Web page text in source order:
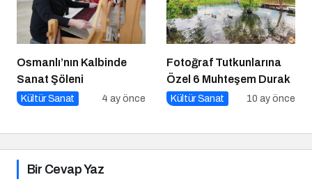
Osmanlı’nın Kalbinde
Sanat Şöleni
Kültür Sanat 4 ay önce
Fotoğraf Tutkunlarına
Özel 6 Muhteşem Durak
Kültür Sanat 10 ay önce
Bir Cevap Yaz